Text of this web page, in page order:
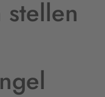
stellen